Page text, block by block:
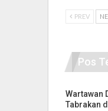
PREV
Pos
Wartawan
Tabrakan